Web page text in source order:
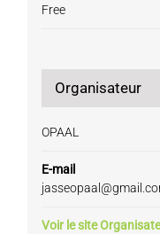
Free
Organisateur
OPAAL
E-mail
Voir le site